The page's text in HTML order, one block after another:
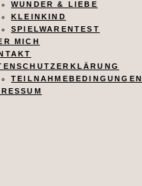
WUNDER & LIEBE
KLEINKIND
SPIELWARENTEST
MICH
TEILNAHMEBEDINGUNGEN